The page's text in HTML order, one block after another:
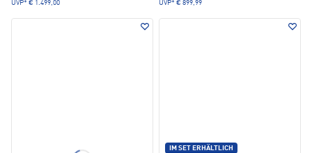
UVP* € 1.499,00 UVP* € 899,99
IM SET ERHÄLTLICH